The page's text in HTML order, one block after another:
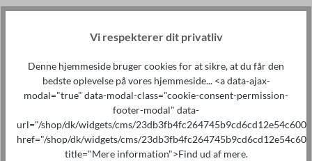
Frekvensomformer
ST300 0.75KW - 7.5KW
400V
Fra184,90 €*
Indgangsspændingsområde
trefaset:380 V(-15%) – 480
V(+10%)
Indgangsfrekvensområde: 50 Hz /
60 Hz ( ± 5%)
Vi respekterer dit privatliv
Denne hjemmeside bruger cookies for at sikre, at du får den
bedste oplevelse på vores hjemmeside... <a data-ajax-
modal="true" data-modal-class="cookie-consent-permission-
footer-modal" data-
url="/shop/dk/widgets/cms/23db3fb4fc264745b9cd6cd12e54c600"
href="/shop/dk/widgets/cms/
title="Mere information">Find ud af mere.